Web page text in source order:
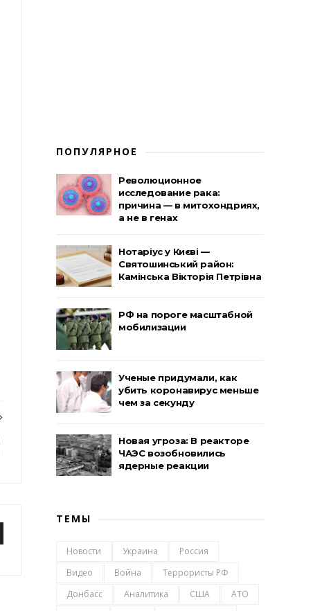
ПОПУЛЯРНОЕ
Революционное
исследование рака:
причина — в митохондриях,
а не в генах
Нотаріус у Києві —
Святошинський район:
Камінська Вікторія Петрівна
РФ на пороге масштабной
мобилизации
Ученые придумали, как
убить коронавирус меньше
чем за секунду
Новая угроза: В реакторе
ЧАЭС возобновились
ядерные реакции
ТЕМЫ
Новости Украина
Россия
Видео
Война
Террористы РФ
Донбасс
Аналитика США
АТО